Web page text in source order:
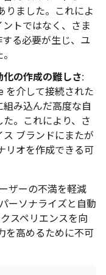
りました。これによ
トではなく、さま
る必要が生じ、ユ
の作成の難しさ:
を介して接続された
み込んだ高度な自
。これにより、さ
ブランドにまたが
リオを作成できる可
ザーの不満を軽減
ーソナライズと自動
スペリエンスを向
を高めるために不可